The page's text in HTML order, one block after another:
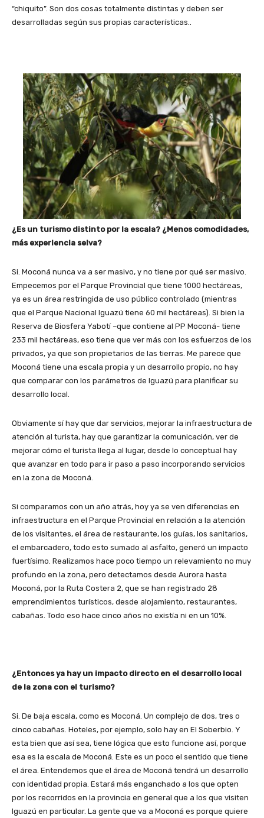
“chiquito”. Son dos cosas totalmente distintas y deben ser
desarrolladas según sus propias características..
¿Es un turismo distinto por la escala? ¿Menos comodidades,
más experiencia selva?
Si. Moconá nunca va a ser masivo, y no tiene por qué ser masivo.
Empecemos por el Parque Provincial que tiene 1000 hectáreas,
ya es un área restringida de uso público controlado (mientras
que el Parque Nacional Iguazú tiene 60 mil hectáreas). Si bien la
Reserva de Biosfera Yabotí –que contiene al PP Moconá- tiene
233 mil hectáreas, eso tiene que ver más con los esfuerzos de los
privados, ya que son propietarios de las tierras. Me parece que
Moconá tiene una escala propia y un desarrollo propio, no hay
que comparar con los parámetros de Iguazú para planificar su
desarrollo local.
Obviamente sí hay que dar servicios, mejorar la infraestructura de
atención al turista, hay que garantizar la comunicación, ver de
mejorar cómo el turista llega al lugar, desde lo conceptual hay
que avanzar en todo para ir paso a paso incorporando servicios
en la zona de Moconá.
Si comparamos con un año atrás, hoy ya se ven diferencias en
infraestructura en el Parque Provincial en relación a la atención
de los visitantes, el área de restaurante, los guías, los sanitarios,
el embarcadero, todo esto sumado al asfalto, generó un impacto
fuertísimo. Realizamos hace poco tiempo un relevamiento no muy
profundo en la zona, pero detectamos desde Aurora hasta
Moconá, por la Ruta Costera 2, que se han registrado 28
emprendimientos turísticos, desde alojamiento, restaurantes,
cabañas. Todo eso hace cinco años no existía ni en un 10%.
¿Entonces ya hay un impacto directo en el desarrollo local
de la zona con el turismo?
Si. De baja escala, como es Moconá. Un complejo de dos, tres o
cinco cabañas. Hoteles, por ejemplo, solo hay en El Soberbio. Y
esta bien que así sea, tiene lógica que esto funcione así, porque
esa es la escala de Moconá. Este es un poco el sentido que tiene
el área. Entendemos que el área de Moconá tendrá un desarrollo
con identidad propia. Estará más enganchado a los que opten
por los recorridos en la provincia en general que a los que visiten
Iguazú en particular. La gente que va a Moconá es porque quiere